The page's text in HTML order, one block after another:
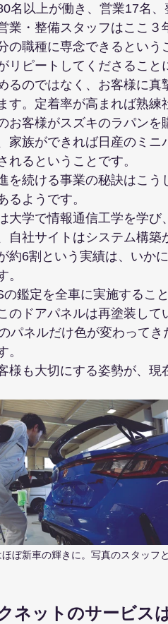
名以上が働き、営業17名
業・整備スタッフはここ３
の職種に専念できるとい
リピートしてくださるこ
るのではなく、お客様に
す。定着率が高まれば熟練
お客様がスズキのラパンを
家族ができれば日産のミ
れるということです。
を続ける事業の秘訣はこう
るようです。
大学で情報通信工学を学び
自社サイトはシステム構
約6割という実績は、いか
。
鑑定を全車に実施するこ
のドアパネルは再塗装して
パネルだけ色が変わって
。
も大切にする姿勢が、現
ぼ新車の輝きに。写真のスタッフ
ネットのサービス